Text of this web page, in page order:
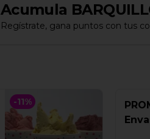
Acumula
Regístrate, gana puntos con tus
-11%